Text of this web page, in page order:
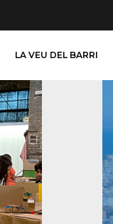
LA VEU DEL BARRI